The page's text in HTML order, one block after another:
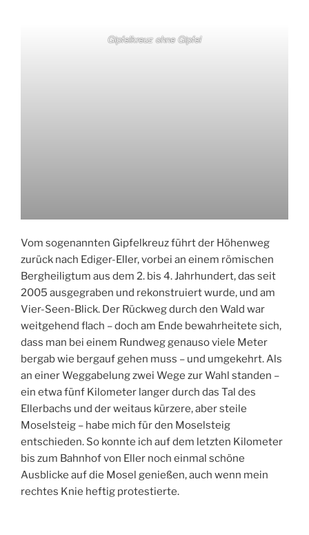
Gipfelkreuz ohne Gipfel
Vom sogenannten Gipfelkreuz führt der Höhenweg
zurück nach Ediger-Eller, vorbei an einem römischen
Bergheiligtum aus dem 2. bis 4. Jahrhundert, das seit
2005 ausgegraben und rekonstruiert wurde, und am
Vier-Seen-Blick. Der Rückweg durch den Wald war
weitgehend flach – doch am Ende bewahrheitete sich,
dass man bei einem Rundweg genauso viele Meter
bergab wie bergauf gehen muss – und umgekehrt. Als
an einer Weggabelung zwei Wege zur Wahl standen –
ein etwa fünf Kilometer langer durch das Tal des
Ellerbachs und der weitaus kürzere, aber steile
Moselsteig – habe mich für den Moselsteig
entschieden. So konnte ich auf dem letzten Kilometer
bis zum Bahnhof von Eller noch einmal schöne
Ausblicke auf die Mosel genießen, auch wenn mein
rechtes Knie heftig protestierte.